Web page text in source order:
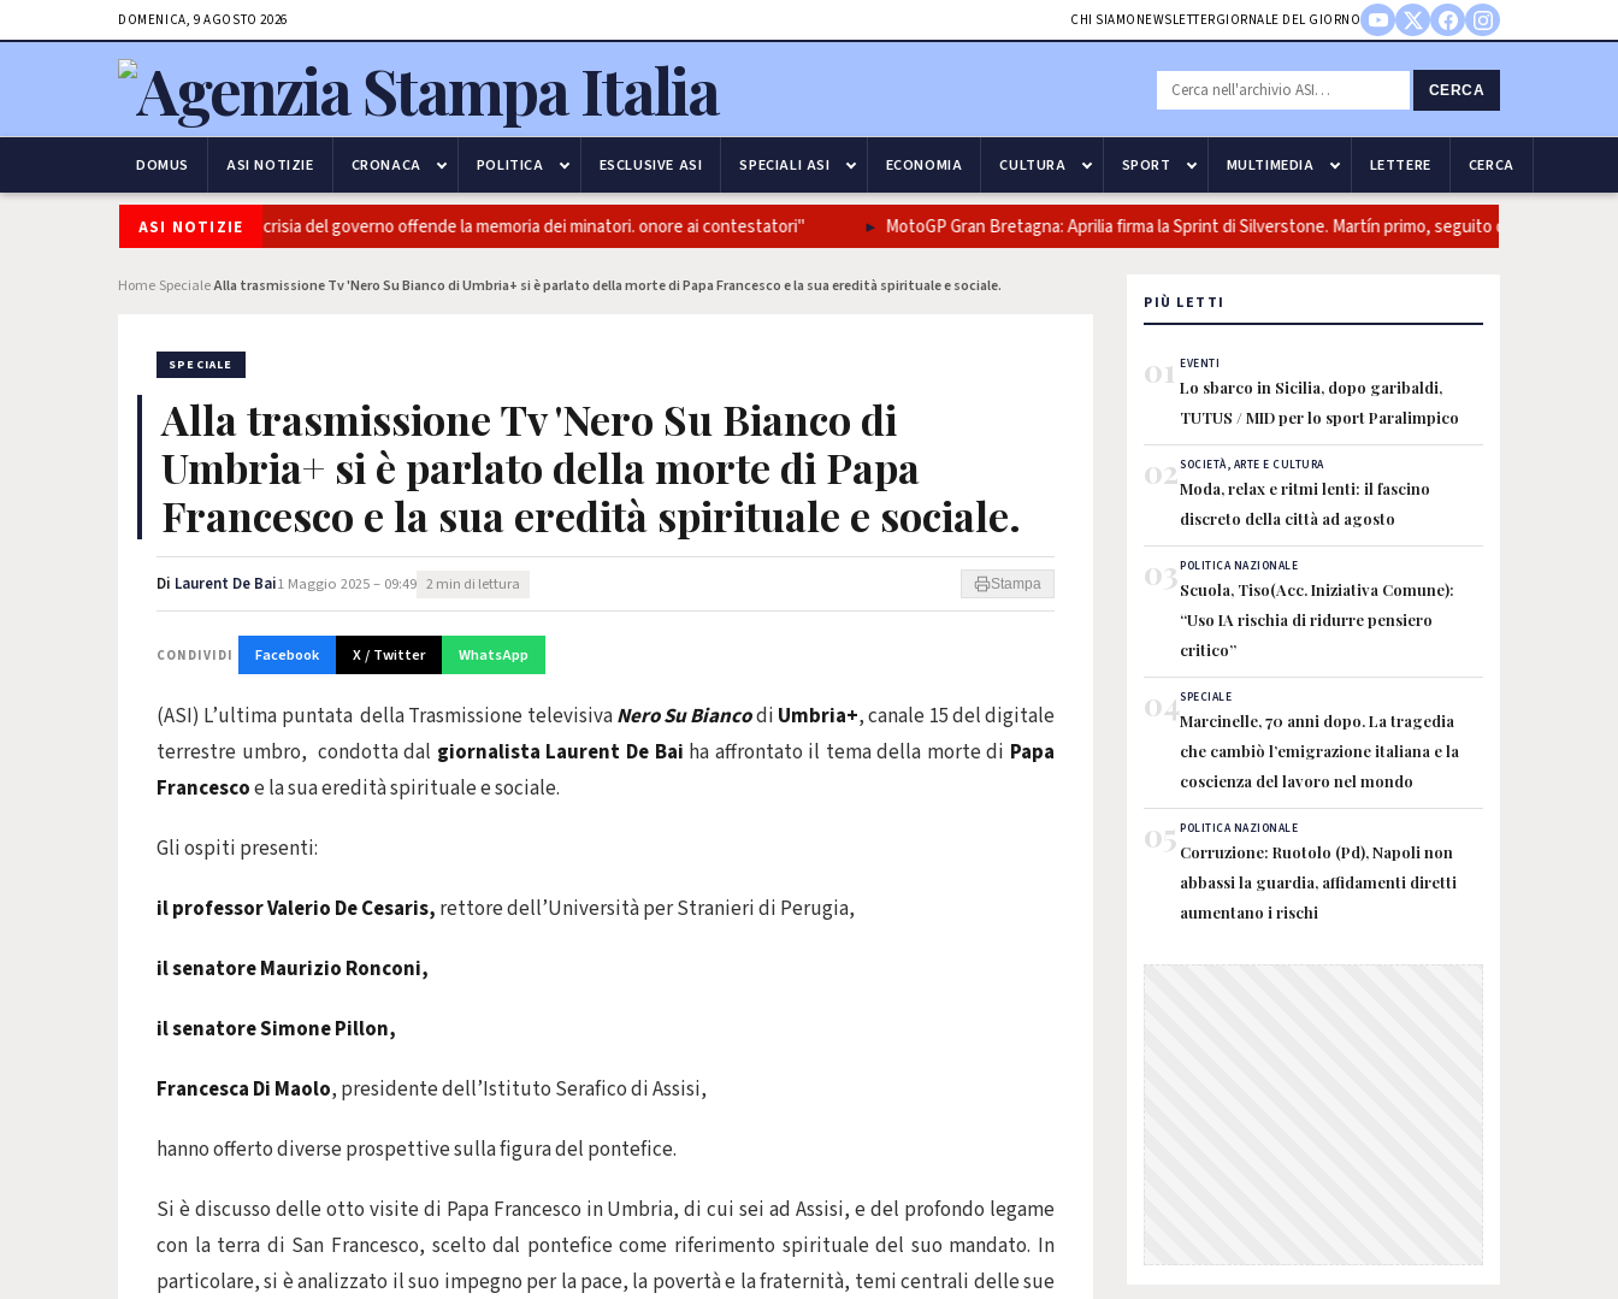
DOMENICA, 9 AGOSTO 2026 CHI SIAMO NEWSLETTERGIORNALE DEL GIORNO
CERCA
DOMUS ASI NOTIZIE CRONACA POLITICA ESCLUSIVE ASI SPECIALI ASI ECONOMIA CULTURA SPORT MULTIMEDIA LETTERE CERCA
ASI NOTIZIE
Barbera (PRC): "L'Ipocrisia del governo offende la memoria dei minatori. onore ai contestatori" MotoGP Gran Bretagna: Aprilia firma la Sprint di Silverstone. Martín primo, seguito da Ogura e
Home Speciale›Alla trasmissione Tv 'Nero Su Bianco di Umbria+ si è parlato della morte di Papa Francesco e la sua eredità spirituale e sociale.
SPECIALE
Alla trasmissione Tv 'Nero Su Bianco di
Umbria+ si è parlato della morte di Papa
Francesco e la sua eredità spirituale e sociale.
Di Laurent De Bai1 Maggio 2025 – 09:49 2 min di lettura Stampa
CONDIVIDI Facebook X / Twitter WhatsApp
(ASI) L’ultima puntata della Trasmissione televisivaNero Su Biancodi Umbria+, canale 15 del digitale
terrestre umbro, condotta dal giornalista Laurent De Bai ha affrontato il tema della morte di Papa
Francescoe la sua eredità spirituale e sociale.
Gli ospiti presenti:
il professor Valerio De Cesaris, rettore dell’Università per Stranieri di Perugia,
il senatore Maurizio Ronconi,
il senatore Simone Pillon,
Francesca Di Maolo, presidente dell’Istituto Serafico di Assisi,
hanno offerto diverse prospettive sulla figura del pontefice.
Si è discusso delle otto visite di Papa Francesco in Umbria, di cui sei ad Assisi, e del profondo legame
con la terra di San Francesco, scelto dal pontefice come riferimento spirituale del suo mandato. In
particolare, si è analizzato il suo impegno per la pace, la povertà e la fraternità, temi centrali delle sue
PIÙ LETTI
01 EVENTI
Lo sbarco in Sicilia, dopo garibaldi,
TUTUS / MID per lo sport Paralimpico
02SOCIETÀ, ARTE E CULTURA
Moda, relax e ritmi lenti: il fascino
discreto della città ad agosto
03POLITICA NAZIONALE
Scuola, Tiso(Acc. Iniziativa Comune):
“Uso IA rischia di ridurre pensiero
critico”
04SPECIALE
Marcinelle, 70 anni dopo. La tragedia
che cambiò l’emigrazione italiana e la
coscienza del lavoro nel mondo
05 POLITICA NAZIONALE
Corruzione: Ruotolo (Pd), Napoli non
abbassi la guardia, affidamenti diretti
aumentano i rischi